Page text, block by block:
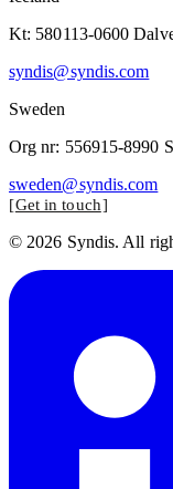
Kt: 580113-0600
syndis@syndis.com
Sweden
Org nr: 556915-8990
sweden@syndis.com
Get in touch
© 2026 Syndis. All